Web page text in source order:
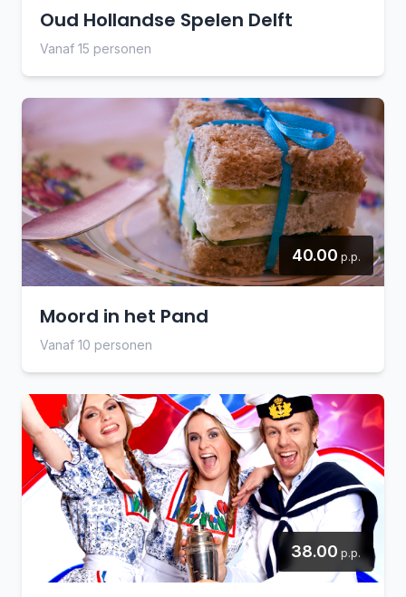
Oud Hollandse Spelen Delft
Vanaf 15 personen
40.00 p.p.
Moord in het Pand
Vanaf 10 personen
38.00 p.p.